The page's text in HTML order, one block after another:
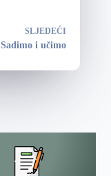
SLJEDEĆI
Sadimo i učimo